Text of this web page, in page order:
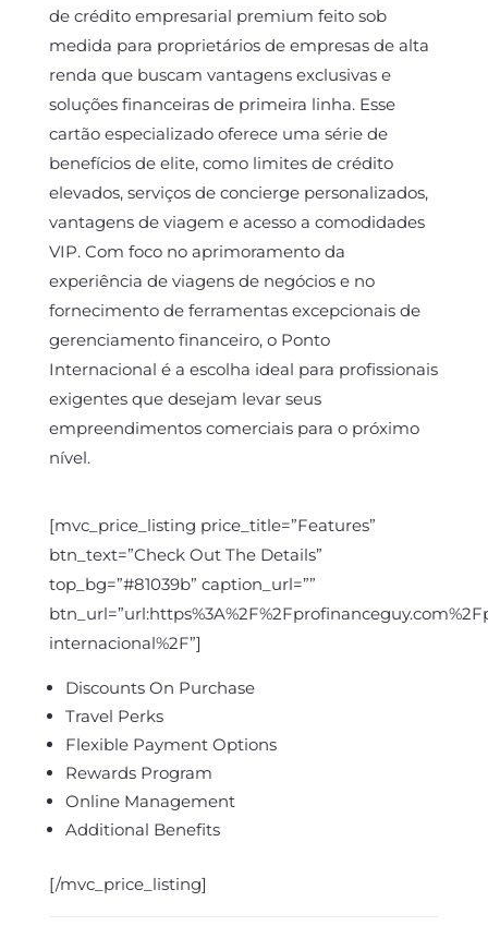
de crédito empresarial premium feito sob
medida para proprietários de empresas de alta
renda que buscam vantagens exclusivas e
soluções financeiras de primeira linha. Esse
cartão especializado oferece uma série de
benefícios de elite, como limites de crédito
elevados, serviços de concierge personalizados,
vantagens de viagem e acesso a comodidades
VIP. Com foco no aprimoramento da
experiência de viagens de negócios e no
fornecimento de ferramentas excepcionais de
gerenciamento financeiro, o Ponto
Internacional é a escolha ideal para profissionais
exigentes que desejam levar seus
empreendimentos comerciais para o próximo
nível.
[mvc_price_listing price_title=”Features”
btn_text=”Check Out The Details”
top_bg=”#81039b” caption_url=””
internacional%2F”]
Discounts On Purchase
Travel Perks
Flexible Payment Options
Rewards Program
Online Management
Additional Benefits
[/mvc_price_listing]